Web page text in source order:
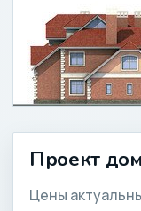
Проект
Цены